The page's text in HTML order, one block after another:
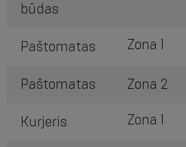
būdas
Paštomatas Zona 1
Paštomatas Zona 2
Kurjeris Zona 1